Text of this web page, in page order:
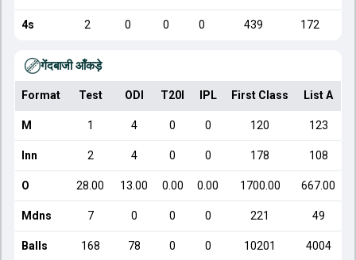
4s 2 0 0 0 439 172
गेंदबाजी आँकड़े
Format Test ODI T20I IPL First Class List A
M 1 4 0 0 120 123
Inn 2 4 0 0 178 108
O 28.00 13.00 0.00 0.00 1700.00 667.00
Mdns 7 0 0 0 221 49
Balls 168 78 0 0 10201 4004